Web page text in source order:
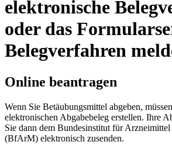
elektronische
oder das
Belegverfahren
Online beantragen
Wenn Sie Betäubungsmittel abgeben,
elektronischen Abgabebeleg erstellen. Ihre
Sie dann dem Bundesinstitut für
(BfArM) elektronisch zusenden.